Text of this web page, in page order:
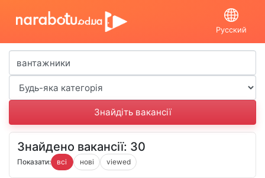
Русский
Знайдено вакансії: 30
Показати: всі нові viewed